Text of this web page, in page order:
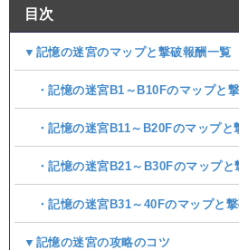
目次
▼記憶の迷宮のマップと撃破報酬一覧
・記憶の迷宮B1～B10Fのマップと
・記憶の迷宮B11～B20Fのマップと
・記憶の迷宮B21～B30Fのマップと
・記憶の迷宮B31～40Fのマップと撃
▼記憶の迷宮の攻略のコツ